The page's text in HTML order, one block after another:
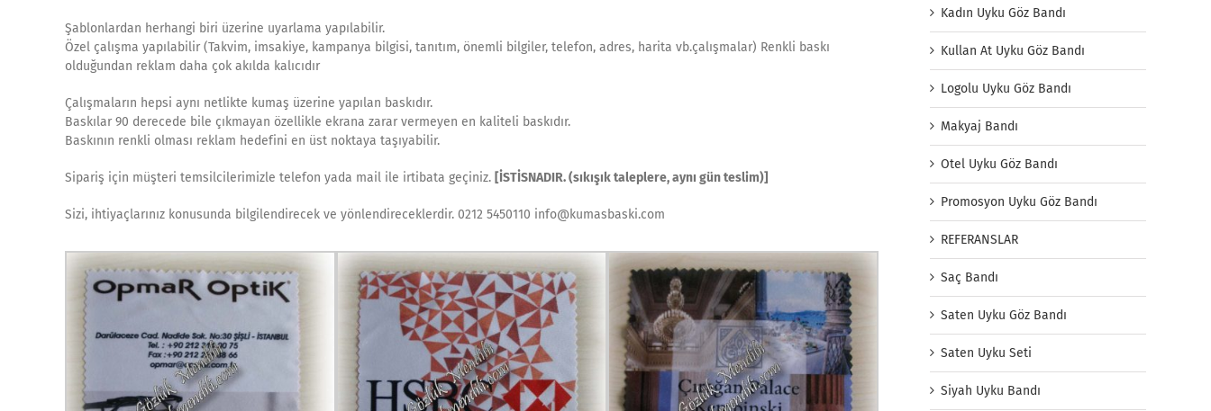
Şablonlardan herhangi biri üzerine uyarlama yapılabilir.
Özel çalışma yapılabilir (Takvim, imsakiye, kampanya bilgisi, tanıtım, önemli bilgiler, telefon, adres, harita vb.çalışmalar) Renkli baskı
olduğundan reklam daha çok akılda kalıcıdır
Çalışmaların hepsi aynı netlikte kumaş üzerine yapılan baskıdır.
Baskılar 90 derecede bile çıkmayan özellikle ekrana zarar vermeyen en kaliteli baskıdır.
Baskının renkli olması reklam hedefini en üst noktaya taşıyabilir.
Sipariş için müşteri temsilcilerimizle telefon yada mail ile irtibata geçiniz. [İSTİSNADIR. (sıkışık taleplere, aynı gün teslim)]
Sizi, ihtiyaçlarınız konusunda bilgilendirecek ve yönlendireceklerdir. 0212 5450110 info@kumasbaski.com
Kadın Uyku Göz Bandı
Kullan At Uyku Göz Bandı
Logolu Uyku Göz Bandı
Makyaj Bandı
Otel Uyku Göz Bandı
Promosyon Uyku Göz Bandı
REFERANSLAR
Saç Bandı
Saten Uyku Göz Bandı
Saten Uyku Seti
Siyah Uyku Bandı